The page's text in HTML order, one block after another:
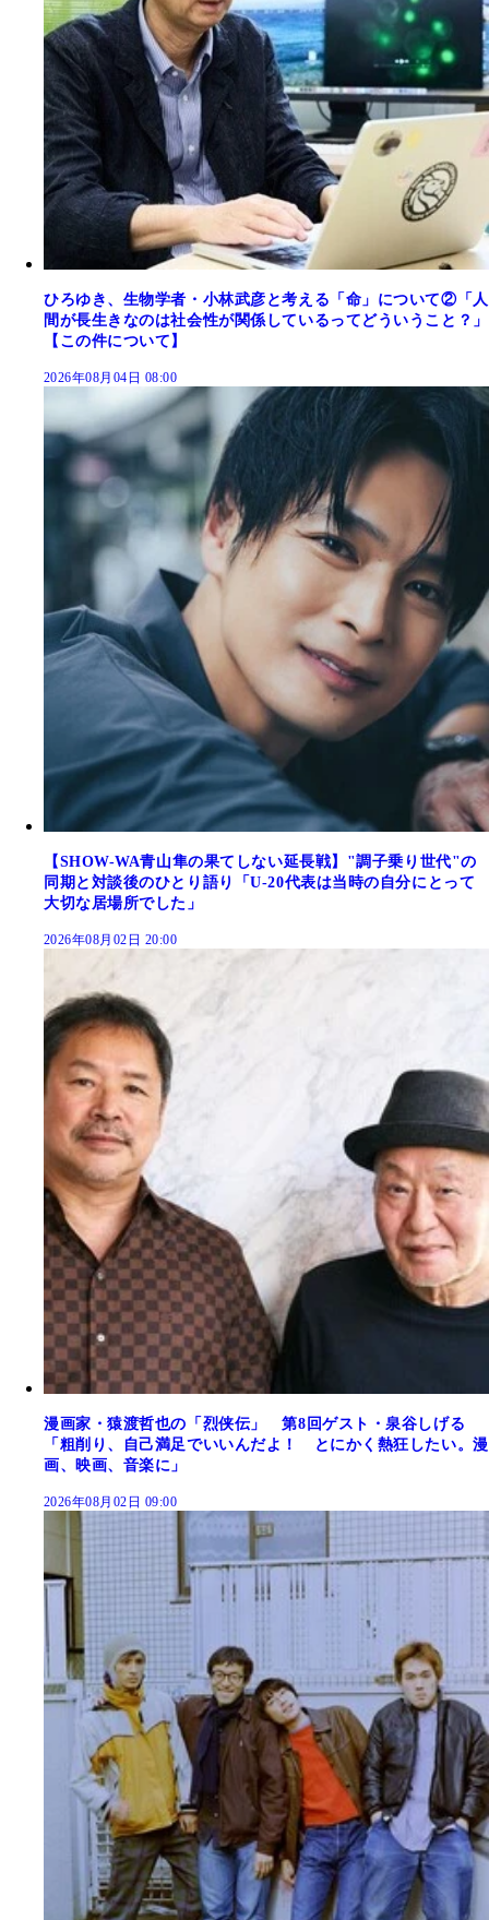
ひろゆき、生物学者・小林武彦と考える「命」について②「人
間が長生きなのは社会性が関係しているってどういうこと？」
【この件について】
2026年08月04日 08:00
【SHOW-WA青山隼の果てしない延長戦】"調子乗り世代"の
同期と対談後のひとり語り「U-20代表は当時の自分にとって
大切な居場所でした」
2026年08月02日 20:00
漫画家・猿渡哲也の「烈侠伝」 第8回ゲスト・泉谷しげる
「粗削り、自己満足でいいんだよ！ とにかく熱狂したい。漫
画、映画、音楽に」
2026年08月02日 09:00